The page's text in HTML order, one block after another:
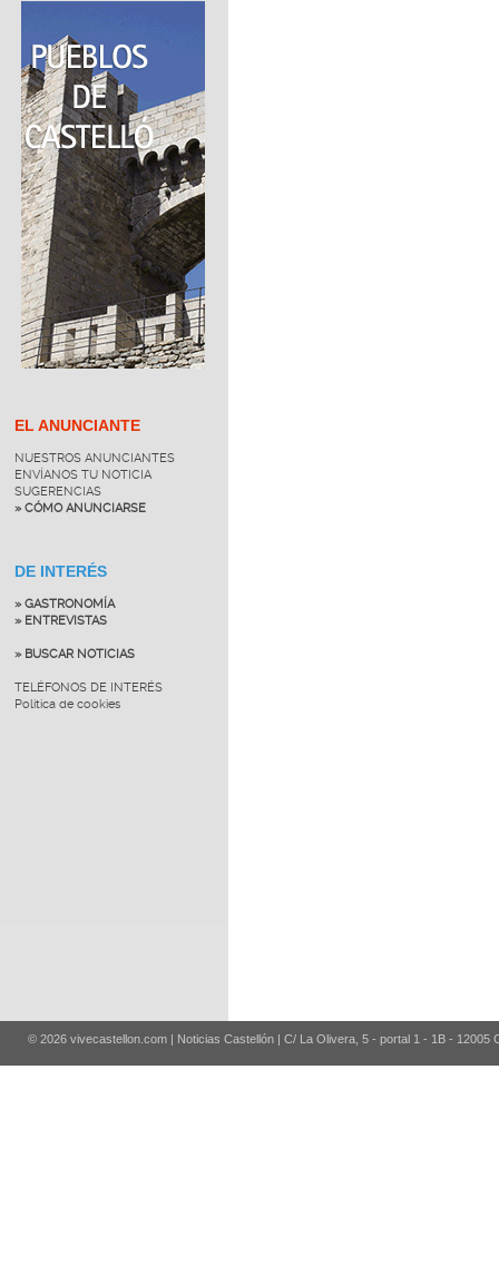
EL ANUNCIANTE
NUESTROS ANUNCIANTES
ENVÍANOS TU NOTICIA
SUGERENCIAS
» CÓMO ANUNCIARSE
DE INTERÉS
» GASTRONOMÍA
» ENTREVISTAS
» BUSCAR NOTICIAS
TELÉFONOS DE INTERÉS
Política de cookies
© 2026 vivecastellon.com | Noticias Castellón | C/ La Olivera, 5 - portal 1 - 1B - 12005